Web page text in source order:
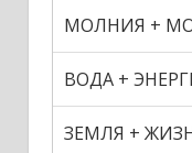
МОЛНИЯ +
ВОДА +
ЗЕМЛЯ +